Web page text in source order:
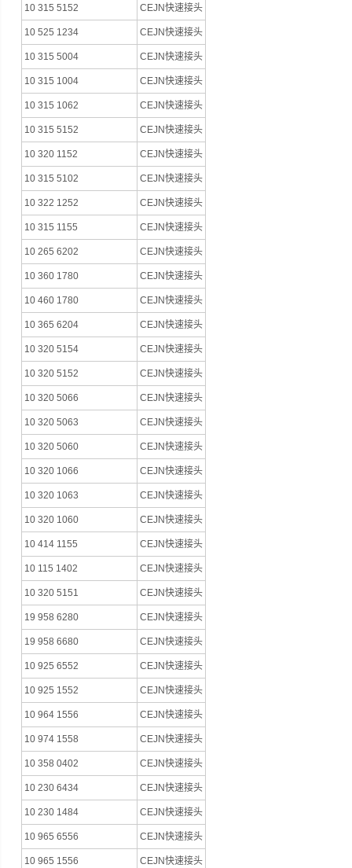
10 315 5152 CEJN快速接头
10 525 1234 CEJN快速接头
10 315 5004 CEJN快速接头
10 315 1004 CEJN快速接头
10 315 1062 CEJN快速接头
10 315 5152 CEJN快速接头
10 320 1152 CEJN快速接头
10 315 5102 CEJN快速接头
10 322 1252 CEJN快速接头
10 315 1155 CEJN快速接头
10 265 6202 CEJN快速接头
10 360 1780 CEJN快速接头
10 460 1780 CEJN快速接头
10 365 6204 CEJN快速接头
10 320 5154 CEJN快速接头
10 320 5152 CEJN快速接头
10 320 5066 CEJN快速接头
10 320 5063 CEJN快速接头
10 320 5060 CEJN快速接头
10 320 1066 CEJN快速接头
10 320 1063 CEJN快速接头
10 320 1060 CEJN快速接头
10 414 1155 CEJN快速接头
10 115 1402 CEJN快速接头
10 320 5151 CEJN快速接头
19 958 6280 CEJN快速接头
19 958 6680 CEJN快速接头
10 925 6552 CEJN快速接头
10 925 1552 CEJN快速接头
10 964 1556 CEJN快速接头
10 974 1558 CEJN快速接头
10 358 0402 CEJN快速接头
10 230 6434 CEJN快速接头
10 230 1484 CEJN快速接头
10 965 6556 CEJN快速接头
10 965 1556 CEJN快速接头